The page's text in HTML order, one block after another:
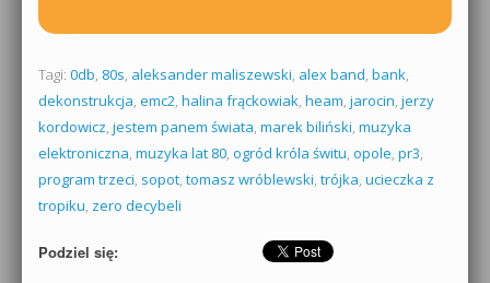
Tagi: 0db, 80s, aleksander maliszewski, alex band, bank,
dekonstrukcja, emc2, halina frąckowiak, heam, jarocin, jerzy
kordowicz, jestem panem świata, marek biliński, muzyka
elektroniczna, muzyka lat 80, ogród króla świtu, opole, pr3,
program trzeci, sopot, tomasz wróblewski, trójka, ucieczka z
tropiku, zero decybeli
Podziel się: